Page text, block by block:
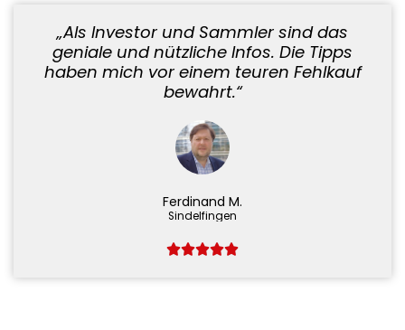
„Als Investor und Sammler sind das
geniale und nützliche Infos. Die Tipps
haben mich vor einem teuren Fehlkauf
bewahrt.“
Ferdinand M.
Sindelfingen